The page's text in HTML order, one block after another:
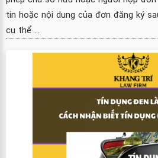
tin hoặc nội dung của đơn đăng ký
cụ thể ...